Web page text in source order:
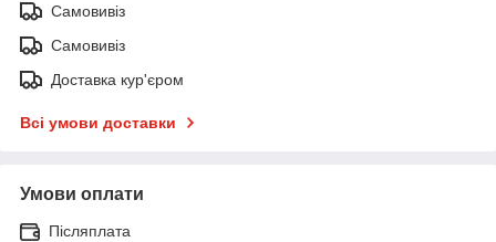
Самовивіз
Самовивіз
Доставка кур'єром
Всі умови доставки
Умови оплати
Післяплата